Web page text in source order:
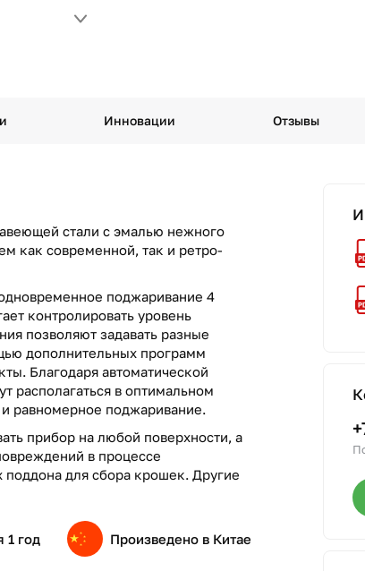
Инновации Отзывы
стали с эмалью нежного
как современной, так и ретро-
поджаривание 4
контролировать уровень
позволяют задавать разные
дополнительных программ
Благодаря автоматической
располагаться в оптимальном
равномерное поджаривание.
прибор на любой поверхности, а
в процессе
поддона для сбора крошек. Другие
1 год Произведено в Китае